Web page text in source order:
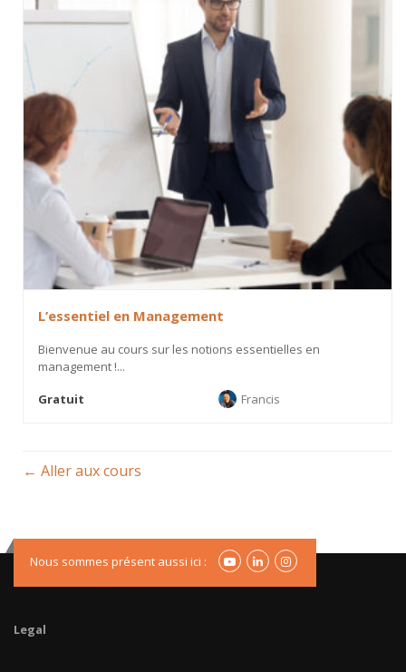
L’essentiel en Management
Bienvenue au cours sur les notions essentielles en
management !...
Gratuit
Francis
Aller aux cours
Nous sommes présent aussi ici :
Legal